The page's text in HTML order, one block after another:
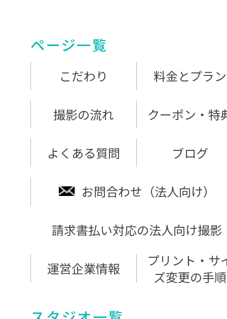
ページ一覧
こだわり 料金とプラン
撮影の流れ クーポン・特
よくある質問 ブログ
お問合わせ（法人向け）
請求書払い対応の法人向け撮影
運営企業情報
プリント・サ
ズ変更の手順